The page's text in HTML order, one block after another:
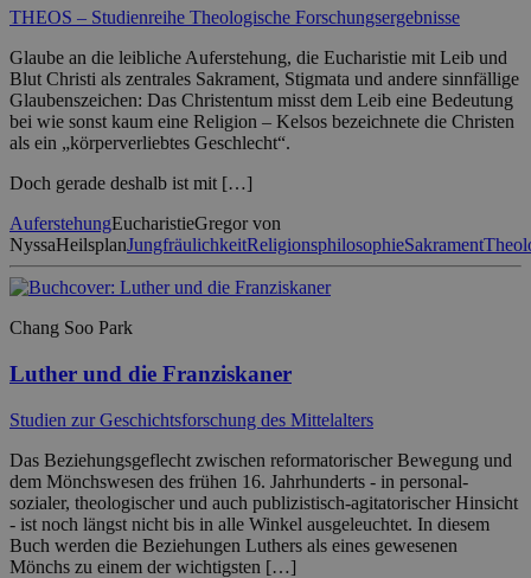
THEOS – Studienreihe Theologische Forschungsergebnisse
Glaube an die leibliche Auferstehung, die Eucharistie mit Leib und
Blut Christi als zentrales Sakrament, Stigmata und andere sinnfällige
Glaubenszeichen: Das Christentum misst dem Leib eine Bedeutung
bei wie sonst kaum eine Religion – Kelsos bezeichnete die Christen
als ein „körperverliebtes Geschlecht“.
Doch gerade deshalb ist mit […]
AuferstehungEucharistieGregor von
NyssaHeilsplanJungfräulichkeitReligionsphilosophieSakrament
Chang Soo Park
Luther und die Franziskaner
Studien zur Geschichtsforschung des Mittelalters
Das Beziehungsgeflecht zwischen reformatorischer Bewegung und
dem Mönchswesen des frühen 16. Jahrhunderts - in personal-
sozialer, theologischer und auch publizistisch-agitatorischer Hinsicht
- ist noch längst nicht bis in alle Winkel ausgeleuchtet. In diesem
Buch werden die Beziehungen Luthers als eines gewesenen
Mönchs zu einem der wichtigsten […]